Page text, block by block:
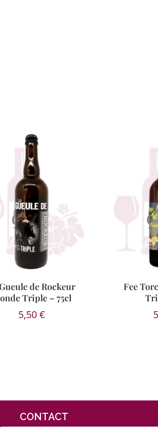
de Rockeur
Triple – 75cl
5,50€
Fee
CONTACT